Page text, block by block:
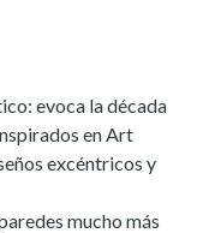
evoca la década
en Art
excéntricos y
mucho más